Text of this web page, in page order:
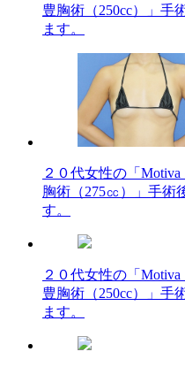
豊胸術（250cc）」手
ます。
２０代女性の「
胸術（275㏄）」手術
す。
２０代女性の「
豊胸術（250cc）」手
ます。